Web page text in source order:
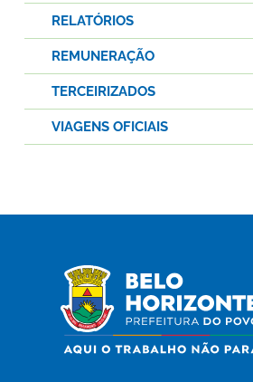
RELATÓRIOS
REMUNERAÇÃO
TERCEIRIZADOS
VIAGENS OFICIAIS